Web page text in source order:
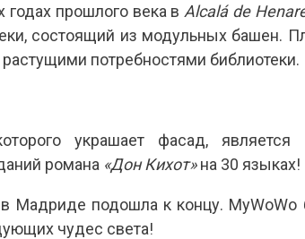
прошлого века в Alcalá de
состоящий из модульных башен.
потребностями библиотеки.
украшает фасад, является
романа «Дон Кихот»на 30 языках!
Мадриде подошла к концу. MyWoWo
чудес света!